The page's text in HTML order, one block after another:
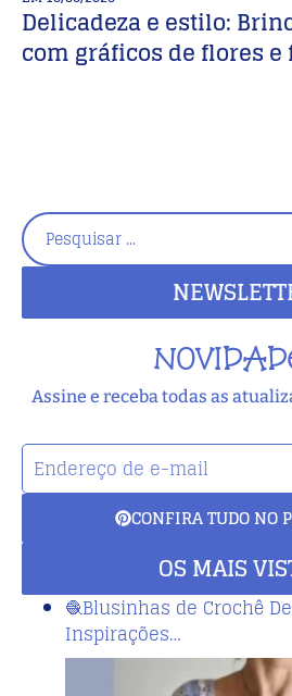
Delicadeza e estilo:
com gráficos de flores
Assine e receba todas as
CONFIRA TUDO NO
OS MAIS
🧶Blusinhas de Crochê
Inspirações…